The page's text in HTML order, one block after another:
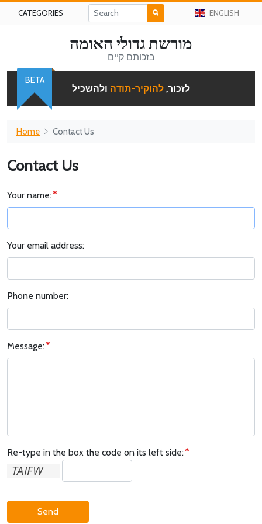
CATEGORIES ENGLISH
מורשת גדולי האומה
בזכותם קיים
לזכור, להוקיר-תודה ולהשכיל
BETA
Home Contact Us
Contact Us
Your name:
Your email address:
Phone number:
Message:
Re-type in the box the code on its left side:
Send